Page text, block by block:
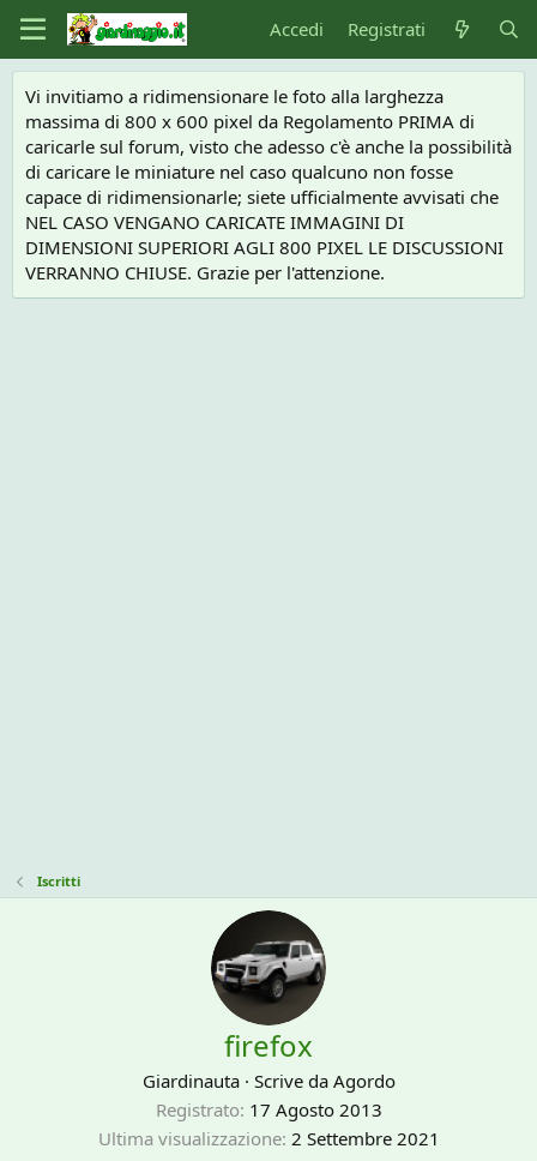
Accedi Registrati
Vi invitiamo a ridimensionare le foto alla larghezza
massima di 800 x 600 pixel da Regolamento PRIMA di
caricarle sul forum, visto che adesso c'è anche la possibilità
di caricare le miniature nel caso qualcuno non fosse
capace di ridimensionarle; siete ufficialmente avvisati che
NEL CASO VENGANO CARICATE IMMAGINI DI
DIMENSIONI SUPERIORI AGLI 800 PIXEL LE DISCUSSIONI
VERRANNO CHIUSE. Grazie per l'attenzione.
Iscritti
firefox
Giardinauta · Scrive da Agordo
Registrato 17 Agosto 2013
Ultima visualizzazione 2 Settembre 2021